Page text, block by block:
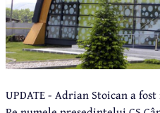
UPDATE - Adrian Stoican a